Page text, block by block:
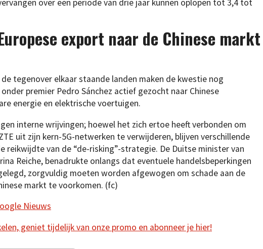
over een periode van drie jaar kunnen oplopen tot 3,4 tot
export naar de Chinese markt
tegenover elkaar staande landen maken de kwestie nog
premier Pedro Sánchez actief gezocht naar Chinese
energie en elektrische voertuigen.
interne wrijvingen; hoewel het zich ertoe heeft verbonden om
uit zijn kern-5G-netwerken te verwijderen, blijven verschillende
reikwijdte van de “de-risking”-strategie. De Duitse minister van
Reiche, benadrukte onlangs dat eventuele handelsbeperkingen
zorgvuldig moeten worden afgewogen om schade aan de
markt te voorkomen. (fc)
Nieuws
geniet tijdelijk van onze promo en abonneer je hier!